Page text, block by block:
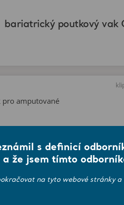
bariatrický poutkový vak
s definicí
že jsem tímto
na tyto webové stránky a